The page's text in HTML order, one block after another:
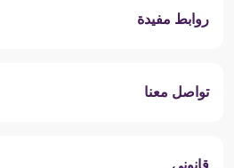
روابط مفيدة
تواصل معنا